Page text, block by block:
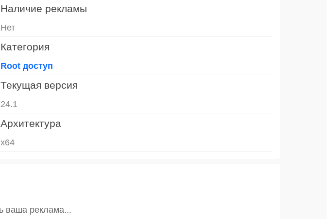
Наличие рекламы
Нет
Категория
Root доступ
Текущая версия
24.1
Архитектура
x64